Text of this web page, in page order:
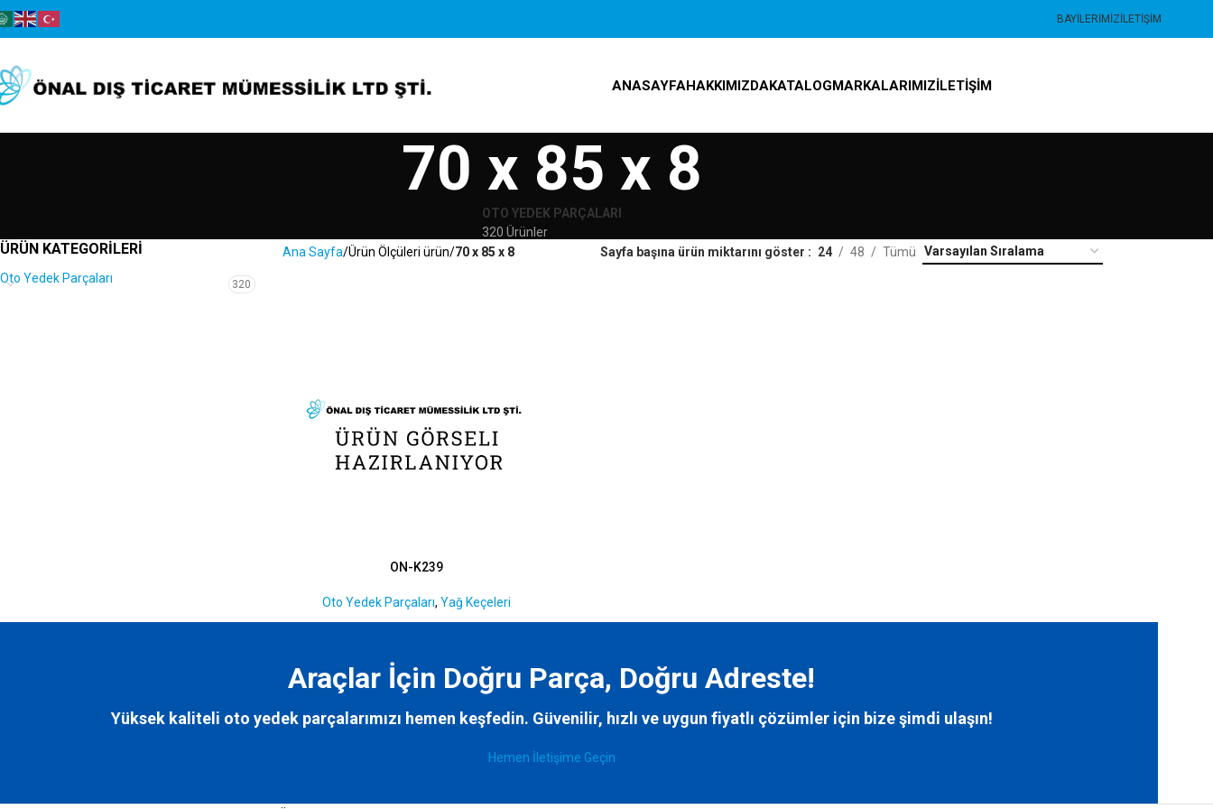
BAYILERIMIZİLETIŞIM
ANASAYFAHAKKIMIZDAKATALOGMARKALARIMIZİLETIŞIM
70 x 85 x 8
OTO YEDEK PARÇALARI
320 Ürünler
ÜRÜN KATEGORILERI
Oto Yedek Parçaları 320
Ana Sayfa Ürün Ölçüleri ürün 70 x 85 x 8 Sayfa başına ürün miktarını göster 24 48 Tümü
ON-K239
Oto Yedek Parçaları, Yağ Keçeleri
Araçlar İçin Doğru Parça, Doğru Adreste!
Yüksek kaliteli oto yedek parçalarımızı hemen keşfedin. Güvenilir, hızlı ve uygun fiyatlı çözümler için bizeşimdi ulaşın!
Hemen İletişime Geçin